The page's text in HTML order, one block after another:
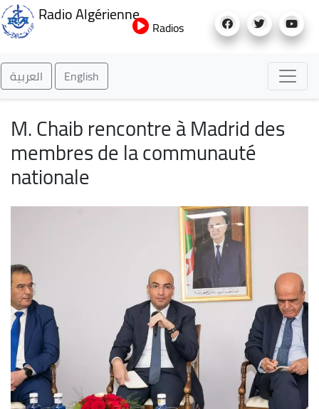
au
Radio Algérienne
Radios
العربية English
M. Chaib rencontre à Madrid des
membres de la communauté
nationale